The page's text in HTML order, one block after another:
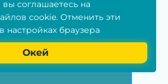
и какие
существуют
соглашаетесь на
cookie. Отменить эти
настройках браузера
Окей